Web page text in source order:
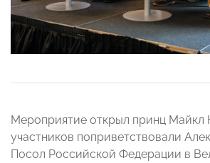
Мероприятие открыл принц Майкл
участников поприветствовали
Посол Российской Федерации в